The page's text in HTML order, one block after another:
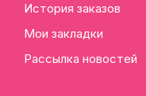
История заказов
Мои закладки
Рассылка новостей